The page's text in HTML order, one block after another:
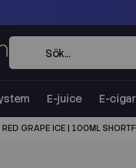
E-juice E-
RED GRAPE ICE | 100ML